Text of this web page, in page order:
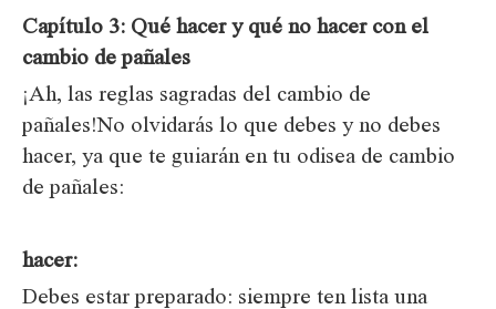
Capítulo 3: Qué hacer y qué no hacer con el
cambio de pañales
¡Ah, las reglas sagradas del cambio de
pañales!No olvidarás lo que debes y no debes
hacer, ya que te guiarán en tu odisea de cambio
de pañales:
hacer:
Debes estar preparado: siempre ten lista una